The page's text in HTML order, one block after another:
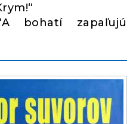
bohatí zapaľujú